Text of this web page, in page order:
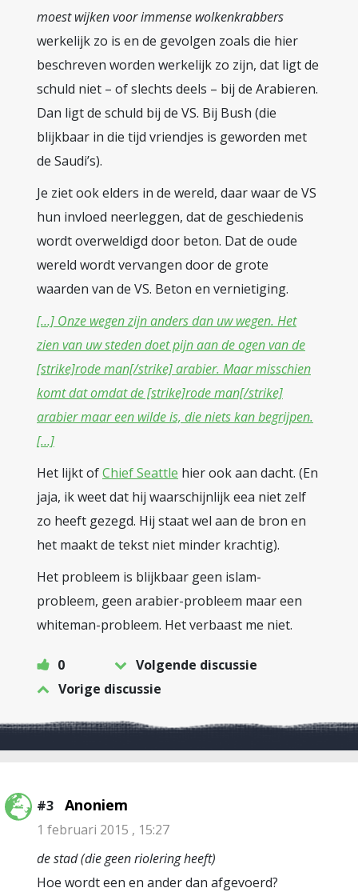
moest wijken voor immense wolkenkrabbers
werkelijk zo is en de gevolgen zoals die hier
beschreven worden werkelijk zo zijn, dat ligt de
schuld niet – of slechts deels – bij de Arabieren.
Dan ligt de schuld bij de VS. Bij Bush (die
blijkbaar in die tijd vriendjes is geworden met
de Saudi’s).
Je ziet ook elders in de wereld, daar waar de VS
hun invloed neerleggen, dat de geschiedenis
wordt overweldigd door beton. Dat de oude
wereld wordt vervangen door de grote
waarden van de VS. Beton en vernietiging.
[…] Onze wegen zijn anders dan uw wegen. Het
zien van uw steden doet pijn aan de ogen van de
[strike]rode man[/strike] arabier. Maar misschien
komt dat omdat de [strike]rode man[/strike]
arabier maar een wilde is, die niets kan begrijpen.
[…]
Het lijkt ofChief Seattle hier ook aan dacht. (En
jaja, ik weet dat hij waarschijnlijk eea niet zelf
zo heeft gezegd. Hij staat wel aan de bron en
het maakt de tekst niet minder krachtig).
Het probleem is blijkbaar geen islam-
probleem, geen arabier-probleem maar een
whiteman-probleem. Het verbaast me niet.
0
Volgende discussie
Vorige discussie
#3 Anoniem
1 februari 2015 , 15:27
de stad (die geen riolering heeft)
Hoe wordt een en ander dan afgevoerd?